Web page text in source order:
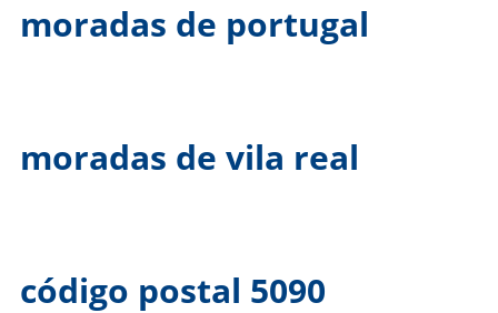
moradas de portugal
moradas de vila real
código postal 5090